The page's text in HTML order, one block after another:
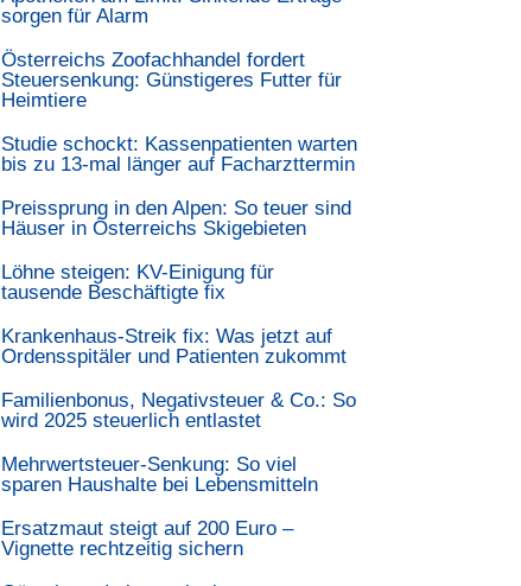
sorgen für Alarm
Österreichs Zoofachhandel fordert
Steuersenkung: Günstigeres Futter für
Heimtiere
Studie schockt: Kassenpatienten warten
bis zu 13-mal länger auf Facharzttermin
Preissprung in den Alpen: So teuer sind
Häuser in Österreichs Skigebieten
Löhne steigen: KV-Einigung für
tausende Beschäftigte fix
Krankenhaus-Streik fix: Was jetzt auf
Ordensspitäler und Patienten zukommt
Familienbonus, Negativsteuer & Co.: So
wird 2025 steuerlich entlastet
Mehrwertsteuer-Senkung: So viel
sparen Haushalte bei Lebensmitteln
Ersatzmaut steigt auf 200 Euro –
Vignette rechtzeitig sichern